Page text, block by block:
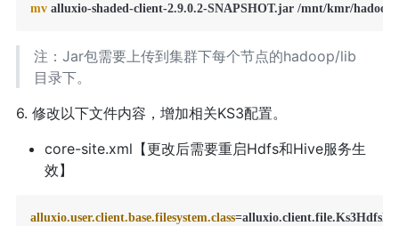
mv alluxio-shaded-client-2.9.0.2-SNAPSHOT.jar /mnt/kmr/
注：Jar包需要上传到集群下每个节点的hadoop/lib
目录下。
6. 修改以下文件内容，增加相关KS3配置。
core-site.xml【更改后需要重启Hdfs和Hive服务生
效】
alluxio.user.client.base.filesystem.class